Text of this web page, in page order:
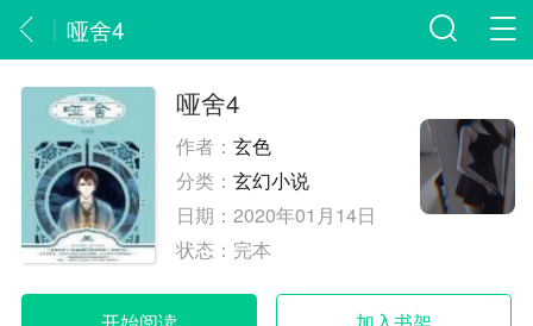
哑舍4
哑舍4
作者：玄色
分类：玄幻小说
日期：2020年01月14日
状态： 完本